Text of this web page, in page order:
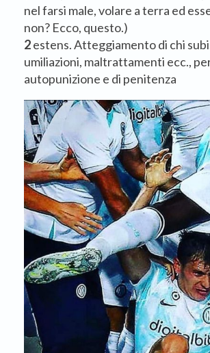
nel farsi male, volare a terra ed
non? Ecco, questo.)
2estens. Atteggiamento di chi
umiliazioni, maltrattamenti ecc.,
autopunizione e di penitenza